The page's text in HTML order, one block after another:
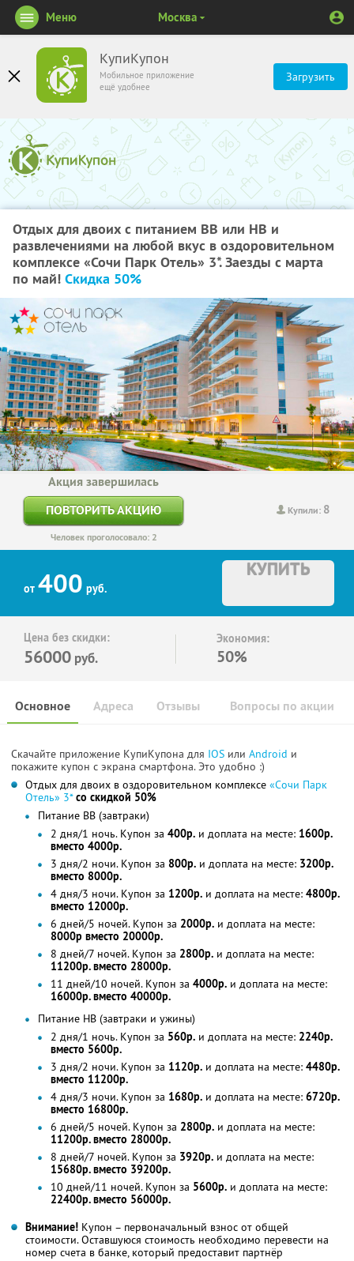
КупиКупон
Мобильное приложение
ещё удобнее
Загрузить
Меню Москва
Отдых для двоих с питанием ВВ или НВ и
развлечениями на любой вкус в оздоровительном
комплексе «Сочи Парк Отель» 3*. Заезды с марта
по май! Скидка 50%
Купили: 8
Акция завершилась
ПОВТОРИТЬ АКЦИЮ
Человек проголосовало: 2
от 400 руб.
КУПИТЬ
Цена без скидки:
56000 руб.
Экономия:
50%
Основное Отзывы Вопросы по акции
Адреса
Скачайте приложение КупиКупона для IOS или Android и
покажите купон с экрана смартфона. Это удобно :)
Отдых для двоих в оздоровительном комплексе «Сочи Парк
Отель» 3* со скидкой 50%
Питание ВВ (завтраки)
2 дня/1 ночь. Купон за 400р. и доплата на месте: 1600р.
вместо 4000р.
3 дня/2 ночи. Купон за 800р. и доплата на месте: 3200р.
вместо 8000р.
4 дня/3 ночи. Купон за 1200р. и доплата на месте: 4800р.
вместо 12000р.
6 дней/5 ночей. Купон за 2000р. и доплата на месте:
8000р вместо 20000р.
8 дней/7 ночей. Купон за 2800р. и доплата на месте:
11200р. вместо 28000р.
11 дней/10 ночей. Купон за 4000р. и доплата на месте:
16000р. вместо 40000р.
Питание НВ (завтраки и ужины)
2 дня/1 ночь. Купон за 560р. и доплата на месте: 2240р.
вместо 5600р.
3 дня/2 ночи. Купон за 1120р. и доплата на месте: 4480р.
вместо 11200р.
4 дня/3 ночи. Купон за 1680р. и доплата на месте: 6720р.
вместо 16800р.
6 дней/5 ночей. Купон за 2800р. и доплата на месте:
11200р. вместо 28000р.
8 дней/7 ночей. Купон за 3920р. и доплата на месте:
15680р. вместо 39200р.
10 дней/11 ночей. Купон за 5600р. и доплата на месте:
22400р. вместо 56000р.
Внимание! Купон – первоначальный взнос от общей
стоимости. Оставшуюся стоимость необходимо перевести на
номер счета в банке, который предоставит партнёр